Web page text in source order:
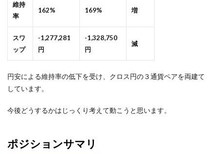
維持
率
162% 169% 増
スワ
ップ
-1,277,281
円
-1,328,750
円
減
円安による維持率の低下を受け、クロス円の３通貨ペアを両建て
しています。
今後どうするかはじっくり考えて動こうと思います。
ポジションサマリ